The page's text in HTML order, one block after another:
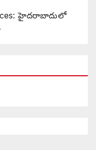
హైదరాబాదులో